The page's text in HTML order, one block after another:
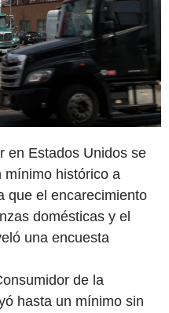
en Estados Unidos se
mínimo histórico a
que el encarecimiento
domésticas y el
una encuesta
de la
hasta un mínimo sin